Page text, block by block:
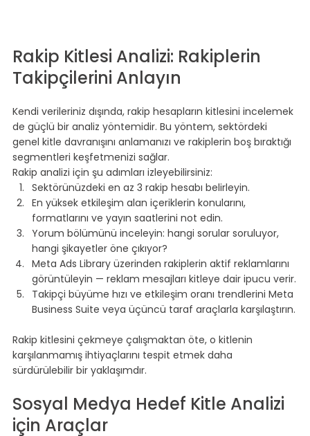
Rakip Kitlesi Analizi: Rakiplerin
Takipçilerini Anlayın
Kendi verileriniz dışında, rakip hesapların kitlesini incelemek
de güçlü bir analiz yöntemidir. Bu yöntem, sektördeki
genel kitle davranışını anlamanızı ve rakiplerin boş bıraktığı
segmentleri keşfetmenizi sağlar.
Rakip analizi için şu adımları izleyebilirsiniz:
Sektörünüzdeki en az 3 rakip hesabı belirleyin.
En yüksek etkileşim alan içeriklerin konularını,
formatlarını ve yayın saatlerini not edin.
Yorum bölümünü inceleyin: hangi sorular soruluyor,
hangi şikayetler öne çıkıyor?
Meta Ads Library üzerinden rakiplerin aktif reklamlarını
görüntüleyin — reklam mesajları kitleye dair ipucu verir.
Takipçi büyüme hızı ve etkileşim oranı trendlerini Meta
Business Suite veya üçüncü taraf araçlarla karşılaştırın.
Rakip kitlesini çekmeye çalışmaktan öte, o kitlenin
karşılanmamış ihtiyaçlarını tespit etmek daha
sürdürülebilir bir yaklaşımdır.
Sosyal Medya Hedef Kitle Analizi
için Araçlar